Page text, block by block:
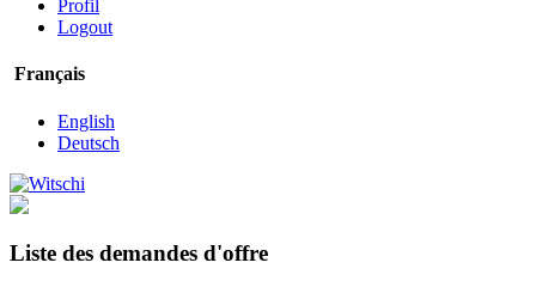
Profil
Logout
Français
English
Deutsch
Liste des demandes d'offre